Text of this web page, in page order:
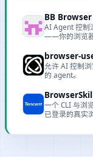
BB Browser
AI Agent 控制
——你的浏览器
browser-
允许 AI 控制
的 agent。
BrowserSkill
一个 CLI 与浏
已登录的真实